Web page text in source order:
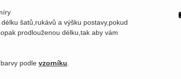
šatů,rukávů a výšku postavy,pokud
prodlouženou délku,tak aby vám
podle vzorníku.